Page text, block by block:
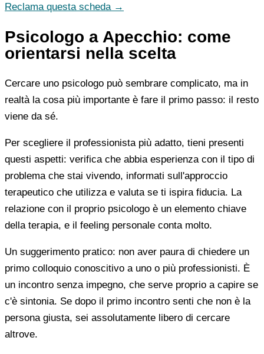
Reclama questa scheda →
Psicologo a Apecchio: come
orientarsi nella scelta
Cercare uno psicologo può sembrare complicato, ma in
realtà la cosa più importante è fare il primo passo: il resto
viene da sé.
Per scegliere il professionista più adatto, tieni presenti
questi aspetti: verifica che abbia esperienza con il tipo di
problema che stai vivendo, informati sull'approccio
terapeutico che utilizza e valuta se ti ispira fiducia. La
relazione con il proprio psicologo è un elemento chiave
della terapia, e il feeling personale conta molto.
Un suggerimento pratico: non aver paura di chiedere un
primo colloquio conoscitivo a uno o più professionisti. È
un incontro senza impegno, che serve proprio a capire se
c'è sintonia. Se dopo il primo incontro senti che non è la
persona giusta, sei assolutamente libero di cercare
altrove.